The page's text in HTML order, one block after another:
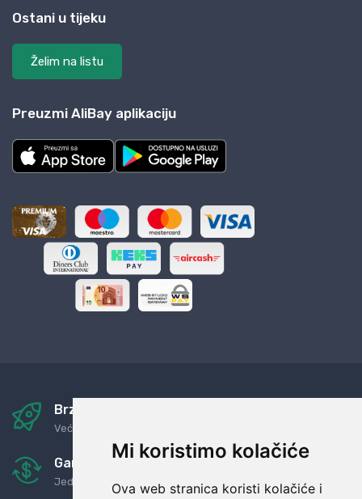
Mi koristimo kolačiće
Ova web stranica koristi kolačiće i
Ostani u tijeku
Želim na listu
Preuzmi AliBay aplikaciju
Brza i sigurna dostava
Već za nekoliko dana kod vas
Garancija u povrat novaca
Jednostavno pravilo: Roba za novac